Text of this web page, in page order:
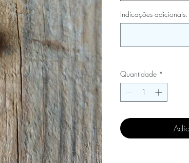
Indicações
Quantidade *